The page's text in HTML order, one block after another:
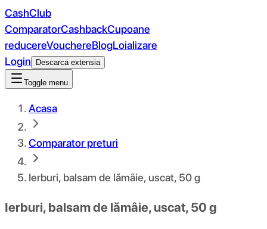
CashClub
ComparatorCashbackCupoane
reducereVouchereBlogLoializare
Login
Descarca extensia
Toggle menu
Acasa
Comparator preturi
Ierburi, balsam de lămâie, uscat, 50 g
Ierburi, balsam de lămâie, uscat, 50 g